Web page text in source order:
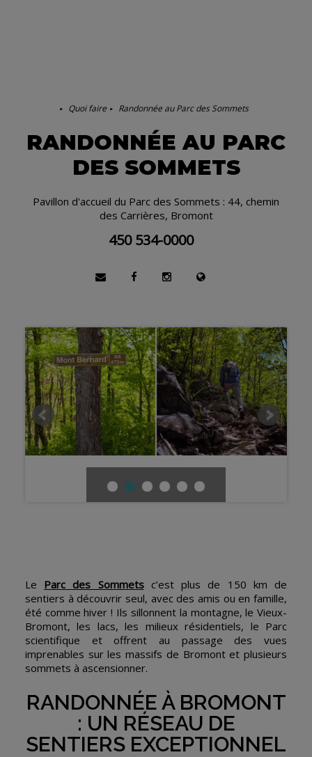
Quoi faire Randonnée au Parc des Sommets
RANDONNÉE AU PARC
DES SOMMETS
Pavillon d'accueil du Parc des Sommets : 44, chemin
des Carrières, Bromont
450 534-0000
Le Parc des Sommetsc’est plus de 150 km de
sentiers à découvrir seul, avec des amis ou en famille,
été comme hiver ! Ils sillonnent la montagne, le Vieux-
Bromont, les lacs, les milieux résidentiels, le Parc
scientifique et offrent au passage des vues
imprenables sur les massifs de Bromont et plusieurs
sommets à ascensionner.
RANDONNÉE À BROMONT
: UN RÉSEAU DE
SENTIERS EXCEPTIONNEL